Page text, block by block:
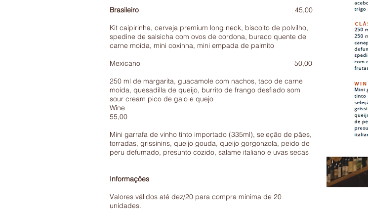
Brasileiro 45,00
Kit caipirinha, cerveja premium long neck, biscoito de polvilho,
spedine de salsicha com ovos de cordona, buraco quente de
carne moída, mini coxinha, mini empada de palmito
Mexicano 50,00
250 ml de margarita, guacamole com nachos, taco de carne
moída, quesadilla de queijo, burrito de frango desfiado som
sour cream pico de galo e quejo
Wine
55,00
Mini garrafa de vinho tinto importado (335ml), seleção de pães,
torradas, grissinins, queijo gouda, queijo gorgonzola, peido de
peru defumado, presunto cozido, salame italiano e uvas secas
Informações
Valores válidos até dez/20 para compra mínima de 20
unidades.